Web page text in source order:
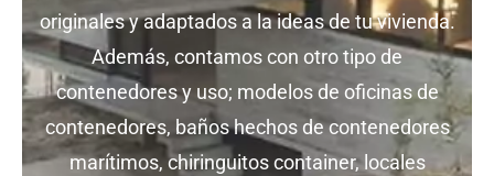
originales y adaptados a la ideas de tu vivienda.
Además, contamos con otro tipo de
contenedores y uso; modelos de oficinas de
contenedores, baños hechos de contenedores
marítimos, chiringuitos container, locales